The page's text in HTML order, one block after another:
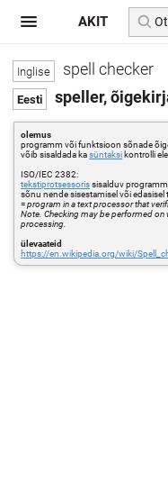
spell checker
speller,
olemus
programm või funktsioon sõnade
võib sisaldada kasüntaksi kontrolli
ISO/IEC 2382:
tekstiprotsessorissisalduv
sõnu nende sisestamisel või edasisel
=program in a text processor that
Note. Checking may be performed on
processing.
ülevaateid
https://en.wikipedia.org/wiki/
AKIT